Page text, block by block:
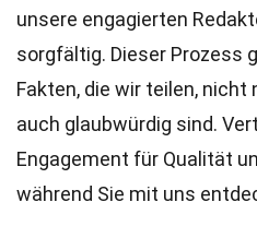
unsere engagierten
sorgfältig. Dieser Prozess
Fakten, die wir teilen, nicht
auch glaubwürdig sind.
Engagement für Qualität
während Sie mit uns